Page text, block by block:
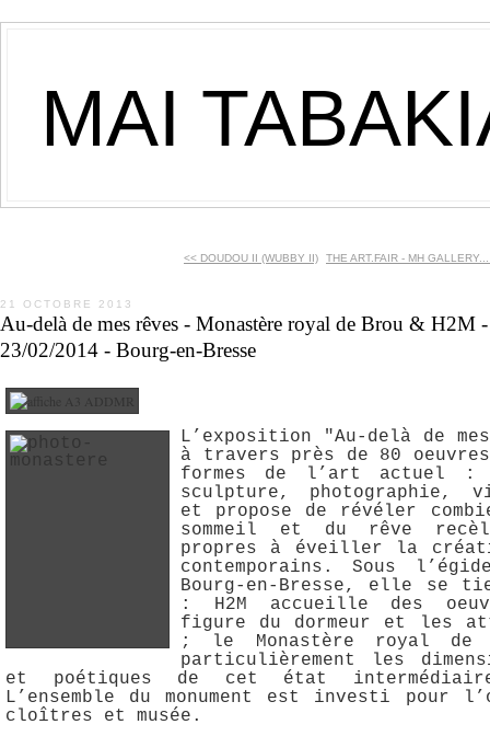
MAI
<< DOUDOU II (WUBBY II) THE ART.FAIR - MH
21 OCTOBRE 2013
Au-delà de mes rêves - Monastère royal de Brou & H2M
23/02/2014 - Bourg-en-Bresse
L’exposition "Au-delà de
à travers près de 80
formes de l’art actuel :
sculpture, photographie,
et propose de révéler
sommeil et du rêve
propres à éveiller la
contemporains. Sous
Bourg-en-Bresse, elle se
: H2M accueille des
figure du dormeur et les
; le Monastère royal
particulièrement les
et poétiques de cet état
L’ensemble du monument est investi pour
cloîtres et musée.